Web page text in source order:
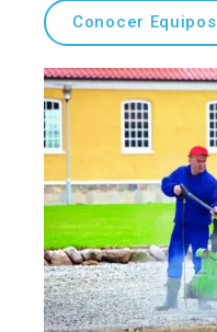
Conocer Equipos